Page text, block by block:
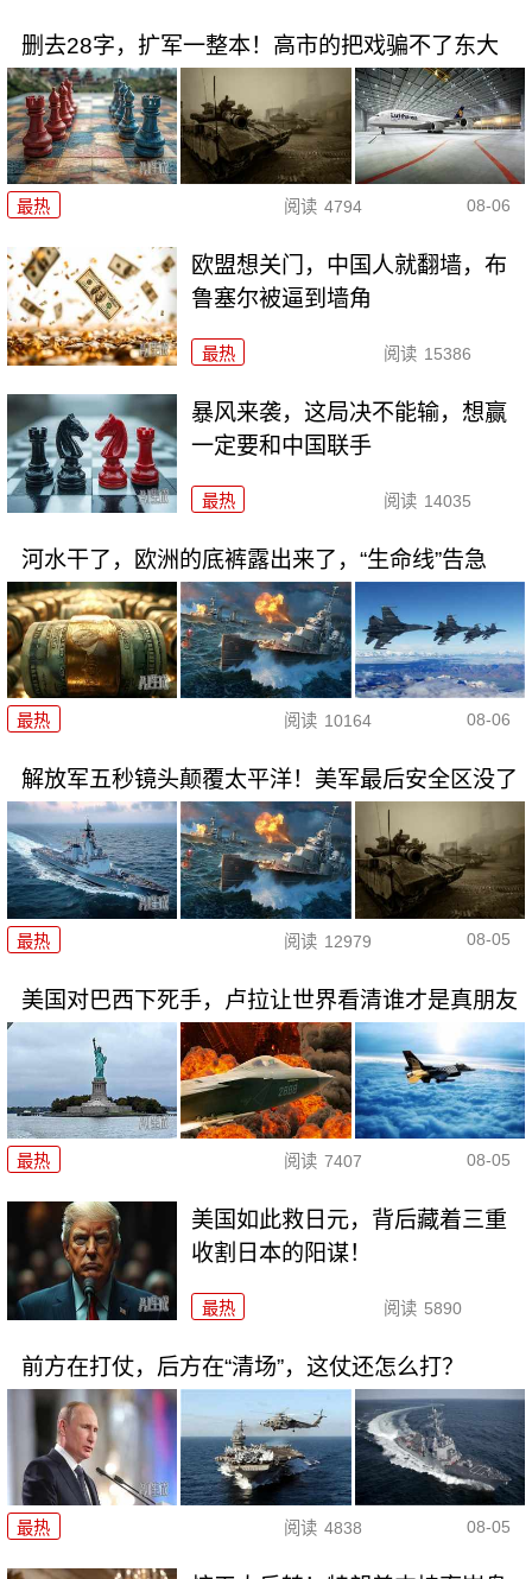
删去28字，扩军一整本！高市的把戏骗不了东大
最热 阅读 4794 08-06
欧盟想关门，中国人就翻墙，布
鲁塞尔被逼到墙角
最热 阅读 15386
暴风来袭，这局决不能输，想赢
一定要和中国联手
最热 阅读 14035
河水干了，欧洲的底裤露出来了，“生命线”告急
最热 阅读 10164 08-06
解放军五秒镜头颠覆太平洋！美军最后安全区没了
最热 阅读 12979 08-05
美国对巴西下死手，卢拉让世界看清谁才是真朋友
最热 阅读 7407 08-05
美国如此救日元，背后藏着三重
收割日本的阳谋！
最热 阅读 5890
前方在打仗，后方在“清场”，这仗还怎么打？
最热 阅读 4838 08-05